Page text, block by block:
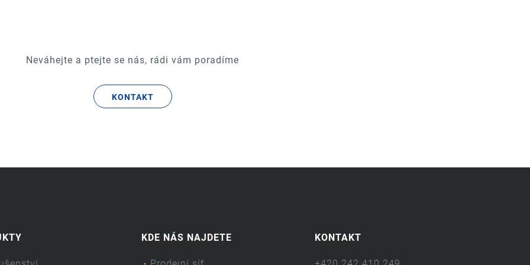
Neváhejte a ptejte se nás, rádi vám poradíme
KONTAKT
KDE NÁS NAJDETE KONTAKT